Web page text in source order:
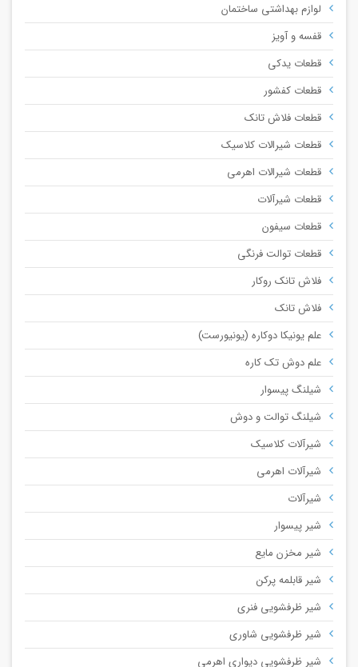
لوازم بهداشتی ساختمان
قفسه و آویز
قطعات یدکی
قطعات کفشور
قطعات فلاش تانک
قطعات شیرالات کلاسیک
قطعات شیرالات اهرمی
قطعات شیرآلات
قطعات سیفون
قطعات توالت فرنگی
فلاش تانک روکار
فلاش تانک
علم یونیکا دوکاره (یونیورست)
علم دوش تک کاره
شیلنگ پیسوار
شیلنگ توالت و دوش
شیرآلات کلاسیک
شیرآلات اهرمی
شیرآلات
شیر پیسوار
شیر مخزن مایع
شیر قابلمه پرکن
شیر ظرفشویی فنری
شیر ظرفشویی شاوری
شیر ظرفشویی دیواری اهرمی